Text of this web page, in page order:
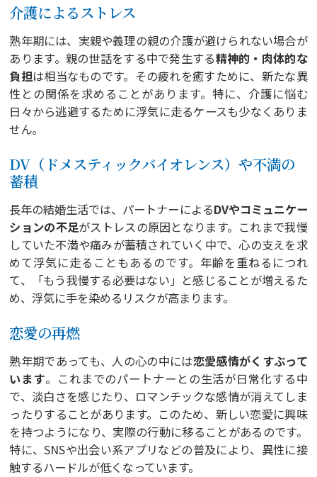
介護によるストレス
熟年期には、実親や義理の親の介護が避けられない場合が
あります。親の世話をする中で発生する精神的・肉体的な
負担は相当なものです。その疲れを癒すために、新たな異
性との関係を求めることがあります。特に、介護に悩む
日々から逃避するために浮気に走るケースも少なくありま
せん。
DV（ドメスティックバイオレンス）や不満の
蓄積
長年の結婚生活では、パートナーによるDVやコミュニケー
ションの不足がストレスの原因となります。これまで我慢
していた不満や痛みが蓄積されていく中で、心の支えを求
めて浮気に走ることもあるのです。年齢を重ねるにつれ
て、「もう我慢する必要はない」と感じることが増えるた
め、浮気に手を染めるリスクが高まります。
恋愛の再燃
熟年期であっても、人の心の中には恋愛感情がくすぶって
います。これまでのパートナーとの生活が日常化する中
で、淡白さを感じたり、ロマンチックな感情が消えてしま
ったりすることがあります。このため、新しい恋愛に興味
を持つようになり、実際の行動に移ることがあるのです。
特に、SNSや出会い系アプリなどの普及により、異性に接
触するハードルが低くなっています。